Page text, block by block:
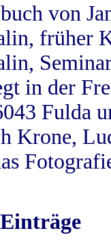
von
früher
in der
Fulda
Krone,